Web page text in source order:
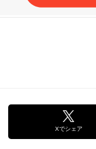
Xでシェア